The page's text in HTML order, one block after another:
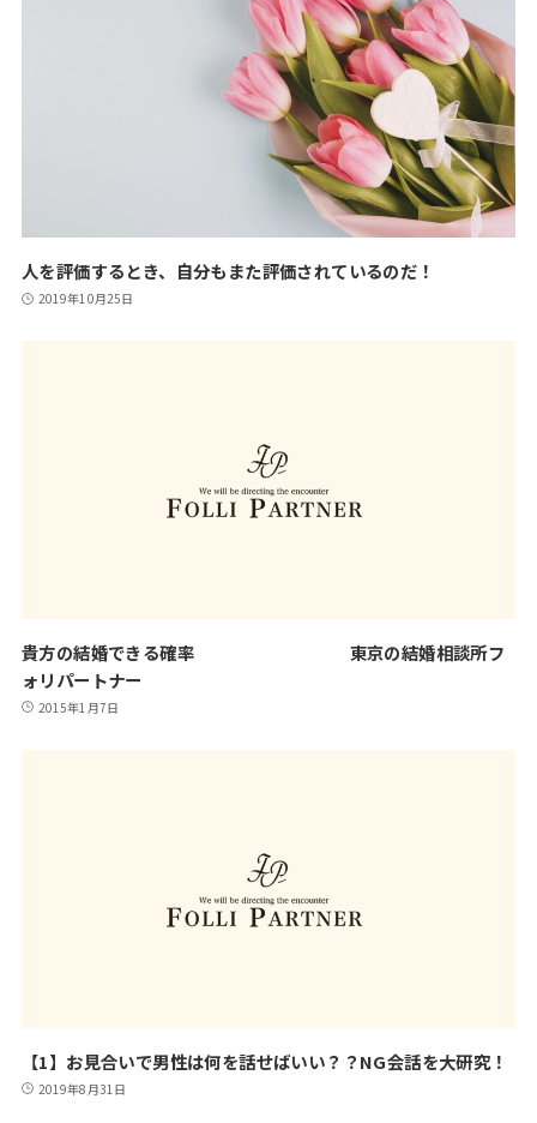
人を評価するとき、自分もまた評価されているのだ！
2019年10月25日
貴方の結婚できる確率 東京の結婚相談所フ
ォリパートナー
2015年1月7日
【1】お見合いで男性は何を話せばいい？？NG会話を大研究！
2019年8月31日